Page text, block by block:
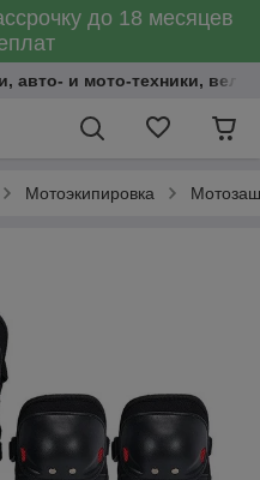
до 18 месяцев
авто- и мото-техники,
Мотоэкипировка